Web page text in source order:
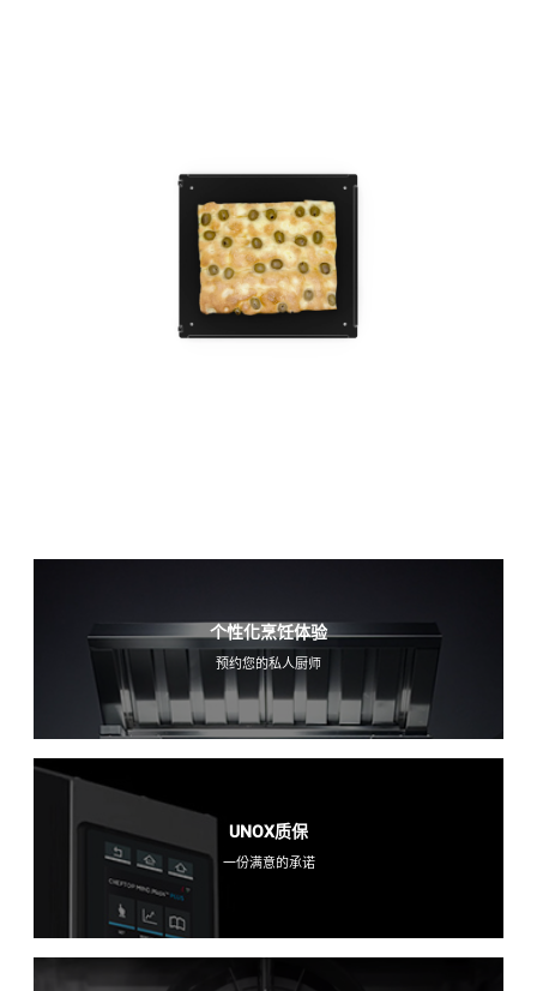
个性化烹饪体验
预约您的私人厨师
UNOX质保
一份满意的承诺